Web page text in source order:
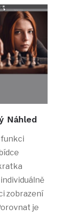
Náhled
funkci
zobrazení
je